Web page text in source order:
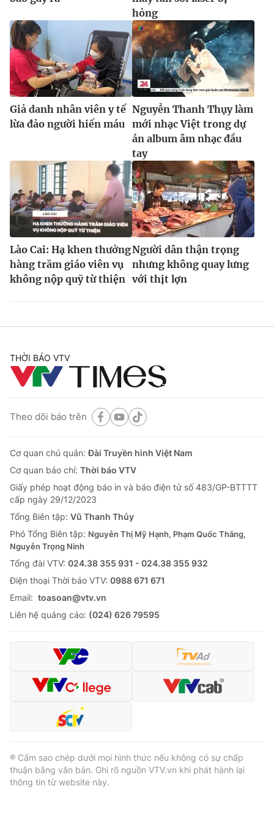
Ðiện thoại Thời báo VTV:
024.66 897 897
Email:toasoan@vtv.vn
Liên hệ quảng cáo:024-7300.7108
® Cấm sao chép dưới mọi hình thức nếu không có sự chấp
thuận bằng văn bản. Ghi rõ nguồn VTV.vn khi phát hành lại
thông tin từ website này.
hỏng
Giả danh nhân viên y tế
lừa đảo người hiến máu
Nguyễn Thanh Thụy làm
mới nhạc Việt trong dự
án album âm nhạc đầu
tay
Lào Cai: Hạ khen thưởng
hàng trăm giáo viên vụ
không nộp quỹ từ thiện
Người dân thận trọng
nhưng không quay lưng
với thịt lợn
THỜI BÁO VTV
Theo dõi báo trên
Cơ quan chủ quản:Đài Truyền hình Việt Nam
Cơ quan báo chí: Thời báo VTV
Giấy phép hoạt động báo in và báo điện tử số 483/GP-BTTTT
cấp ngày 29/12/2023
Tổng Biên tập: Vũ Thanh Thủy
Phó Tổng Biên tập: Nguyễn Thị Mỹ Hạnh, Phạm Quốc Thắng,
Nguyễn Trọng Ninh
Tổng đài VTV: 024.38 355 931 - 024.38 355 932
Ðiện thoại Thời báo VTV: 0988 671 671
Email: toasoan@vtv.vn
Liên hệ quảng cáo: (024) 626 79595
® Cấm sao chép dưới mọi hình thức nếu không có sự chấp
thuận bằng văn bản. Ghi rõ nguồn VTV.vn khi phát hành lại
thông tin từ website này.